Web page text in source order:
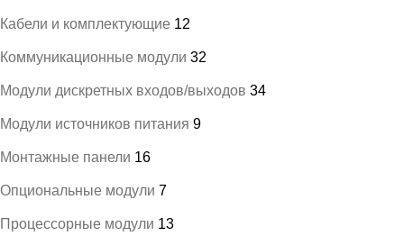
Кабели и комплектующие 12
Коммуникационные модули 32
Модули дискретных входов/выходов 34
Модули источников питания 9
Монтажные панели 16
Опциональные модули 7
Процессорные модули 13